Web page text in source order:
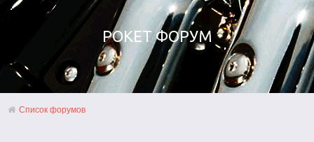
РОКЕТ ФОРУМ
Список форумов